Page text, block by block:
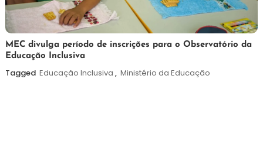
7
de
agosto
Maurilio
MEC divulga período de inscrições para o Observatório da
Educação Inclusiva
Tagged Educação Inclusiva , Ministério da Educação